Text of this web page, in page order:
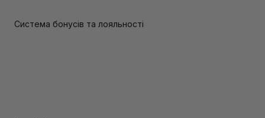
Система бонусів та лояльності